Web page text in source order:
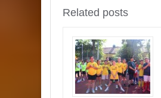
Related posts